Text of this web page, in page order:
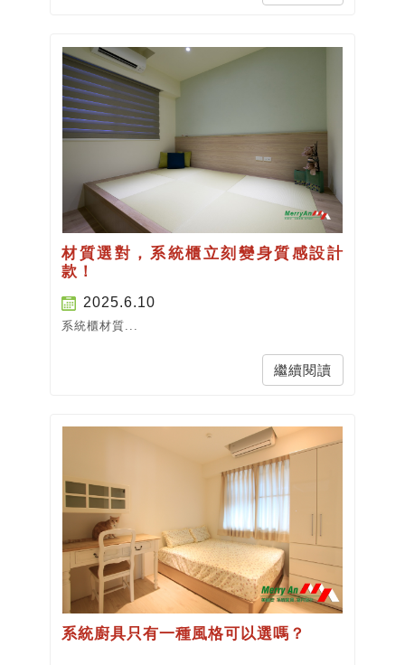
材質選對，系統櫃立刻變身質感設計
款！
2025.6.10
系統櫃材質...
繼續閱讀
系統廚具只有一種風格可以選嗎？